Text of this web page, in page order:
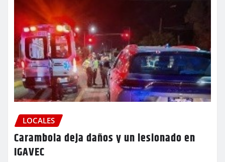
LOCALES
Carambola deja daños y un lesionado en
IGAVEC